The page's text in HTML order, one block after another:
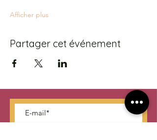
Afficher plus
Partager cet événement